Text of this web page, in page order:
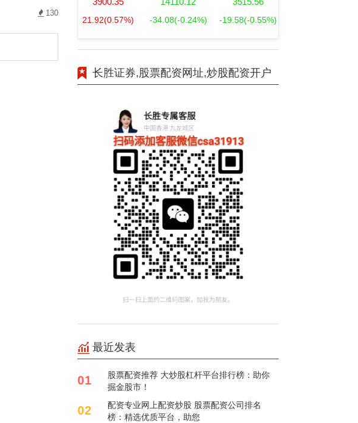
130
21.92(0.57%) -34.08(-0.24%) -19.58(-0.55%)
长胜证券,股票配资网址,炒股配资开户
最近发表
01
股票配资推荐 大炒股杠杆平台排行榜：助你
掘金股市！
02
配资专业网上配资炒股 股票配资公司排名
榜：精选优质平台，助您